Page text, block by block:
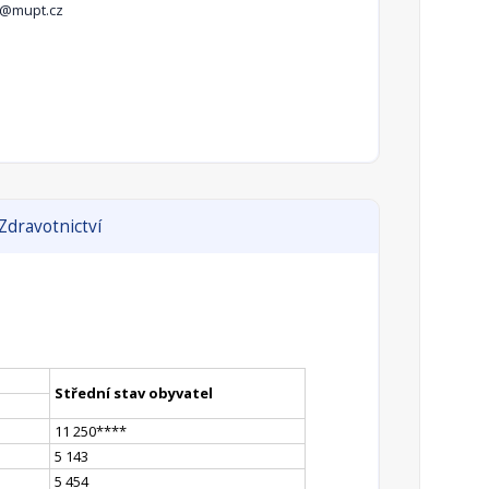
Střední stav obyvatel
11 250****
5 143
5 454